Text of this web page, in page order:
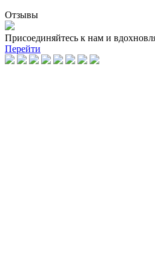
Отзывы
Присоединяйтесь к нам и
Перейти